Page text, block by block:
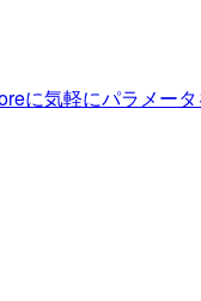
に気軽にパラメー